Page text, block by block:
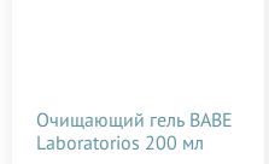
Очищающий гель BABE
Laboratorios 200 мл